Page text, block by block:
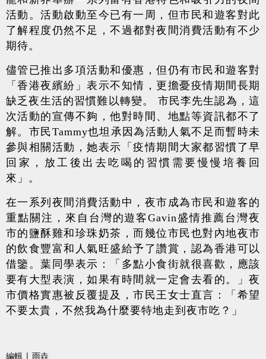
活動。活動啟動至今已有一周，但市民和遊客對此
了解程度仍然不足，不過都對夜間消費活動有不少
期待。
儘管已推出多項活動和優惠，但仍有市民和遊客對
「香港夜繽紛」表示不知情，更擔憂疫情期間長期
缺乏夜生活的習慣難以轉變。
市民李先生認為，這
次活動的宣傳不夠，他對時間、地點等資訊都不了
解。 市民Tammy也坦承因為活動人氣不足而暫時未
參與相關活動，她表示「疫情期間大家都習慣了早
回家，放工後出去吃喝的習慣需要慢慢培養回
來」 。
在一系列夜間消費活動中，夜市成為市民和遊客的
重點關注， 來自台灣的遊客Gavin盛情推薦台灣夜
市的鹽酥雞和珍珠奶茶，而幾位市民也對內地夜市
的飲食豐富和人氣旺盛給予了讚賞，認為香港可以
借鑒。葉同學表示：「多點小食街就很喜歡，應該
要有大型表演，如果有時間就一定會去看的。」夜
市價格實惠被反覆提及，市民王女士直言：「希望
不要太貴，不然我為什麼要特地走到夜市吃？ 」
編輯 | 雨垚